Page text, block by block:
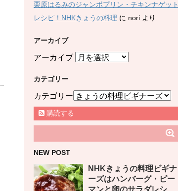
栗原はるみのジャンボプリン・チキンナゲット
レシピ！NHKきょうの料理 に nori より
アーカイブ
アーカイブ
カテゴリー
カテゴリー
購読する
NEW POST
NHKきょうの料理ビギナ
ーズはハンバーグ・ピー
マンと卵のサラダレシ